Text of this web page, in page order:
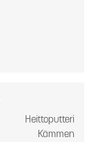
Heittoputteri
Kämmen